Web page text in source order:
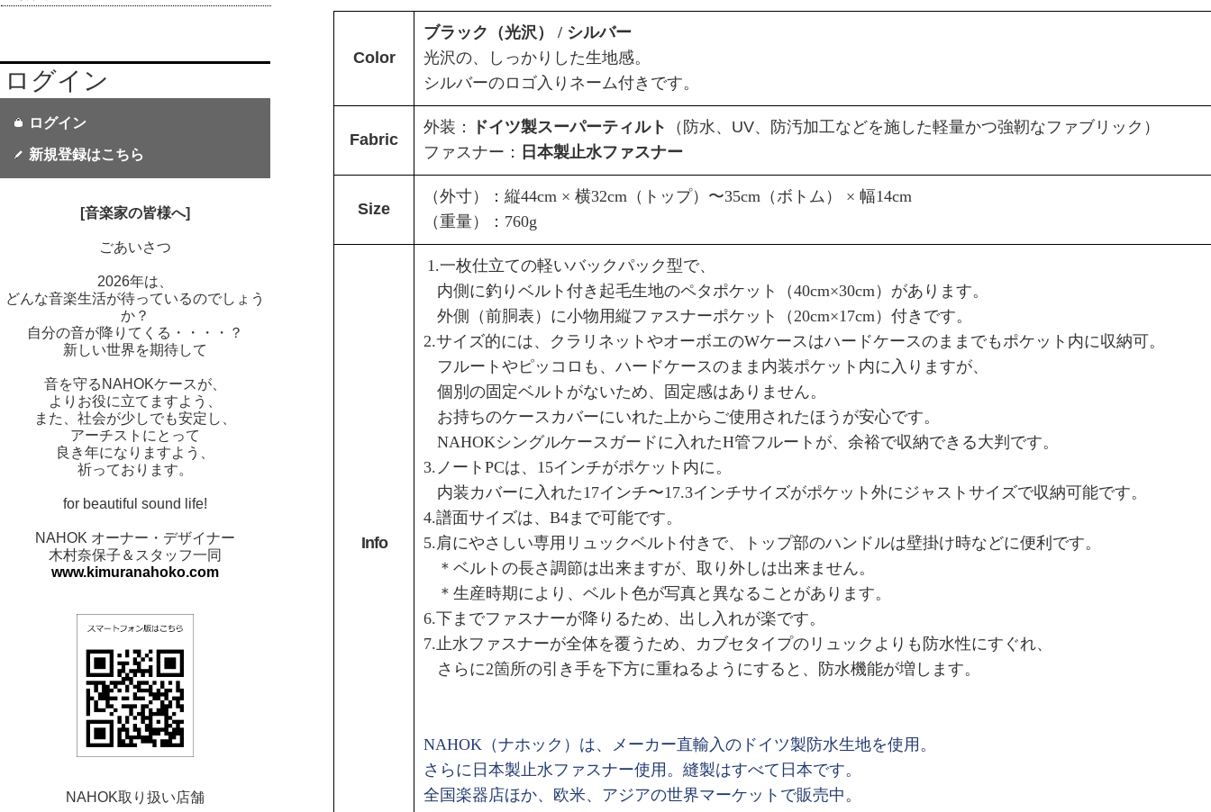
ログイン
ログイン
新規登録はこちら
[音楽家の皆様へ]
ごあいさつ
2026年は、
どんな音楽生活が待っているのでしょう
か？
自分の音が降りてくる・・・・？
新しい世界を期待して
音を守るNAHOKケースが、
よりお役に立てますよう、
また、社会が少しでも安定し、
アーチストにとって
良き年になりますよう、
祈っております。
for beautiful sound life!
NAHOK オーナー・デザイナー
木村奈保子＆スタッフ一同
www.kimuranahoko.com
NAHOK取り扱い店舗
Color
ブラック（光沢） / シルバー
光沢の、しっかりした生地感。
シルバーのロゴ入りネーム付きです。
Fabric
外装： ドイツ製スーパーティルト
（防水、UV、防汚加工などを施した軽量かつ強靭なファブリック）
ファスナー： 日本製止水ファスナー
Size
（外寸）：縦44cm × 横32cm（トップ）〜35cm（ボトム） × 幅14cm
（重量）：760g
Info
1.一枚仕立ての軽いバックパック型で、
内側に釣りベルト付き起毛生地のペタポケット（40cm×30cm）があります。
外側（前胴表）に小物用縦ファスナーポケット（20cm×17cm）付きです。
2.サイズ的には、クラリネットやオーボエのWケースはハードケースのままでもポケット内に収納可。
フルートやピッコロも、ハードケースのまま内装ポケット内に入りますが、
個別の固定ベルトがないため、固定感はありません。
お持ちのケースカバーにいれた上からご使用されたほうが安心です。
NAHOKシングルケースガードに入れたH管フルートが、余裕で収納できる大判です。
3.ノートPCは、15インチがポケット内に。
内装カバーに入れた17インチ〜17.3インチサイズがポケット外にジャストサイズで収納可能です。
4.譜面サイズは、B4まで可能です。
5.肩にやさしい専用リュックベルト付きで、トップ部のハンドルは壁掛け時などに便利です。
＊ベルトの長さ調節は出来ますが、取り外しは出来ません。
＊生産時期により、ベルト色が写真と異なることがあります。
6.下までファスナーが降りるため、出し入れが楽です。
7.止水ファスナーが全体を覆うため、カブセタイプのリュックよりも防水性にすぐれ、
さらに2箇所の引き手を下方に重ねるようにすると、防水機能が増します。
NAHOK（ナホック）は、メーカー直輸入のドイツ製防水生地を使用。
さらに 日本製止水ファスナー使用。 縫製はすべて日本です。
全国楽器店ほか、欧米、アジアの世界マーケットで販売中。